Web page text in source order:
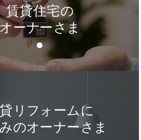
賃貸住宅の
オーナーさま
リフォームに
のオーナーさま